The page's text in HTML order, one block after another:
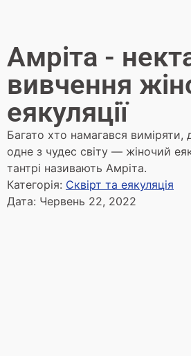
Амріта -
вивчення
еякуляції
Багато хто намагався виміряти,
одне з чудес світу — жіночий
тантрі називають Амріта.
Категорія: Сквірт та еякуляція
Дата: Червень 22, 2022